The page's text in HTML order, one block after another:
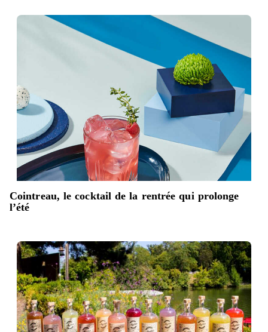
Cointreau, le cocktail de la rentrée qui prolonge
l’été